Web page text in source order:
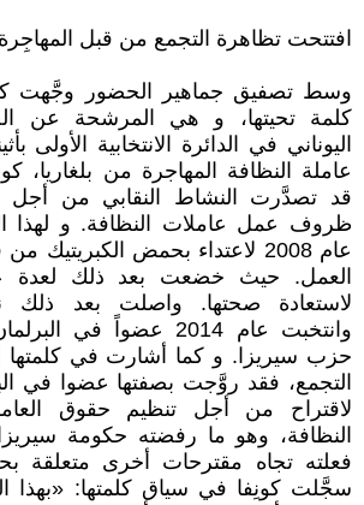
افتتحت تظاهرة التجمع من قبل المهاجِرة
وسط تصفيق جماهير الحضور وجَّهت
كلمة تحيتها، و هي المرشحة عن
اليوناني في الدائرة الانتخابية اﻷولى
عاملة النظافة المهاجرة من بلغاريا،
قد تصدَّرت النشاط النقابي من
ظروف عمل عاملات النظافة. و لهذا
عام 2008 لاعتداء بحمض الكبريتيك
العمل. حيث خضعت بعد ذلك لعدة
لاستعادة صحتها. واصلت بعد ذلك
وانتخبت عام 2014 عضواً في
حزب سيريزا. و كما أشارت في كلمتها
التجمع، فقد روَّجت بصفتها عضوا في
لاقتراح من أجل تنظيم حقوق
النظافة، وهو ما رفضته حكومة
فعلته تجاه مقترحات أخرى متعلقة
سجَّلت كونِفا في سياق كلمتها: «بهذا